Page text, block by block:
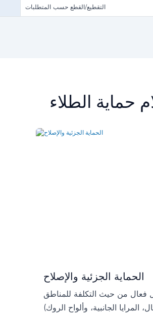
التقطيع/القطع حسب المتطلبات
حماية الطلاء
الحماية الجزئية والإصلاح
فعال من حيث التكلفة للمناطق
المرايا الجانبية، وألواح الروك)